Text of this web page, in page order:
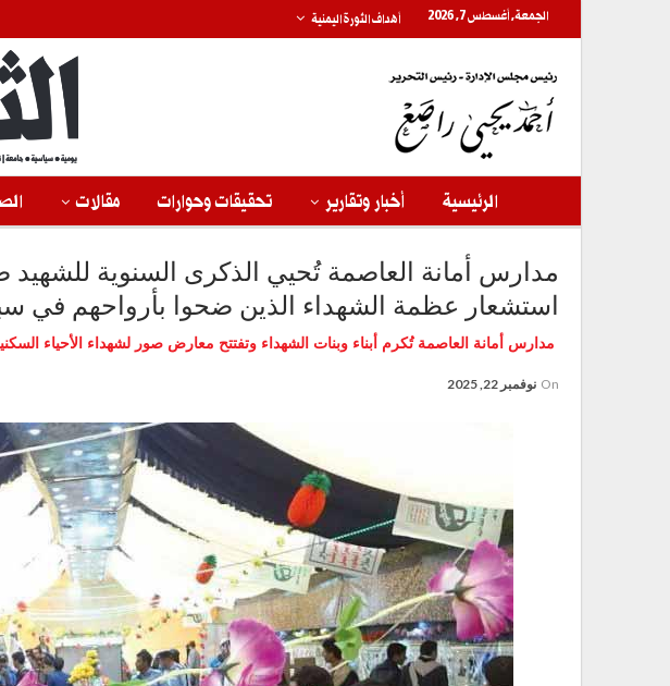
الجمعة, أغسطس 7, 2026 أهداف الثورة اليمنية
الرئيسية أخبار وتقارير تحقيقات وحوارات مقالات
مدارس أمانة العاصمة تُحيي الذكرى السنوية
استشعار عظمة الشهداء الذين ضحوا بأرواحهم في
مدارس أمانة العاصمة تُكرم أبناء وبنات الشهداء وتفتتح معارض صور لشهداء الأحياء
On نوفمبر 22, 2025